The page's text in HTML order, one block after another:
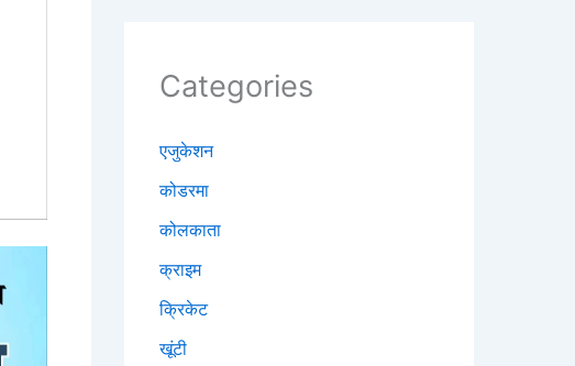
Categories
एजुकेशन
कोडरमा
कोलकाता
क्राइम
क्रिकेट
खूंटी